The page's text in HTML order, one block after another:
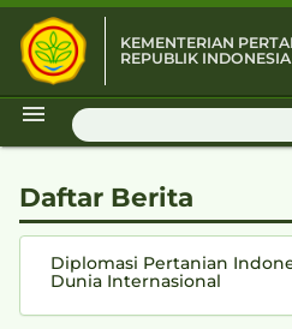
KEMENTERIAN
REPUBLIK INDONESIA
D
Daftar Berita
Diplomasi Pertanian
Dunia Internasional